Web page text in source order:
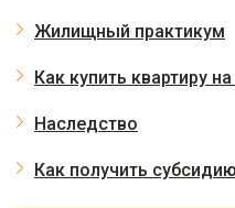
Жилищный практикум
Как купить квартиру
Наследство
Как получить